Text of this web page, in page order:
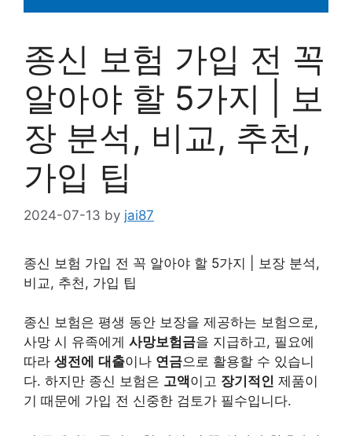
종신 보험 가입 전 꼭
알아야 할 5가지 | 보
장 분석, 비교, 추천,
가입 팁
2024-07-13 by jai87
종신 보험 가입 전 꼭 알아야 할 5가지 | 보장 분석,
비교, 추천, 가입 팁
종신 보험은 평생 동안 보장을 제공하는 보험으로,
사망 시 유족에게 사망보험금을 지급하고, 필요에
따라 생전에 대출이나 연금으로 활용할 수 있습니
다. 하지만 종신 보험은 고액이고 장기적인 제품이
기 때문에 가입 전 신중한 검토가 필수입니다.